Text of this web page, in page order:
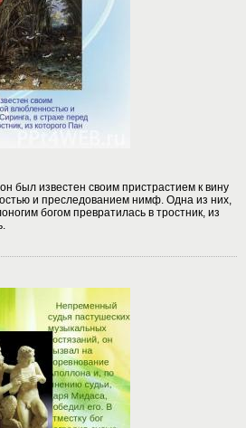
был известен своим пристрастием к вину
и преследованием нимф. Одна из них,
богом превратилась в тростник, из